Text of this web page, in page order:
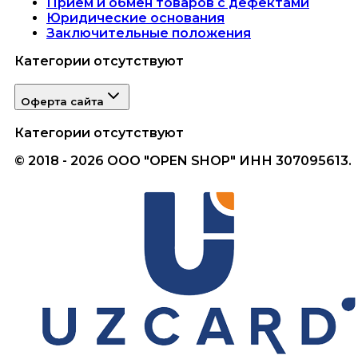
Прием и обмен товаров с дефектами
Юридические основания
Заключительные положения
Категории отсутствуют
Оферта сайта
Категории отсутствуют
© 2018 - 2026 ООО "OPEN SHOP" ИНН 307095613.